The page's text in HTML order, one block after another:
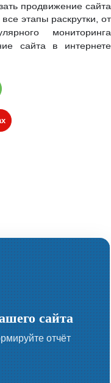
продвижение сайта
этапы раскрутки, от
мониторинга
сайта в интернете
сайта
отчёт